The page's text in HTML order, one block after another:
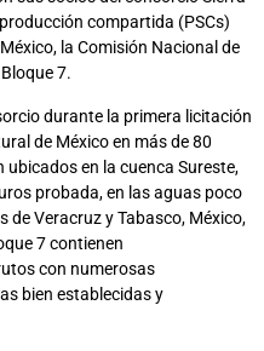
compartida (PSCs)
la Comisión Nacional de
7.
durante la primera licitación
de México en más de 80
ubicados en la cuenca Sureste,
probada, en las aguas poco
de Veracruz y Tabasco, México,
7 contienen
con numerosas
bien establecidas y